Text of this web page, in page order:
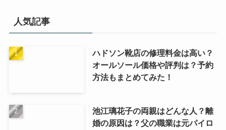
人気記事
ハドソン靴店の修理料金は高い？
オールソール価格や評判は？予約
方法もまとめてみた！
池江璃花子の両親はどんな人？離
婚の原因は？父の職業は元パイロ